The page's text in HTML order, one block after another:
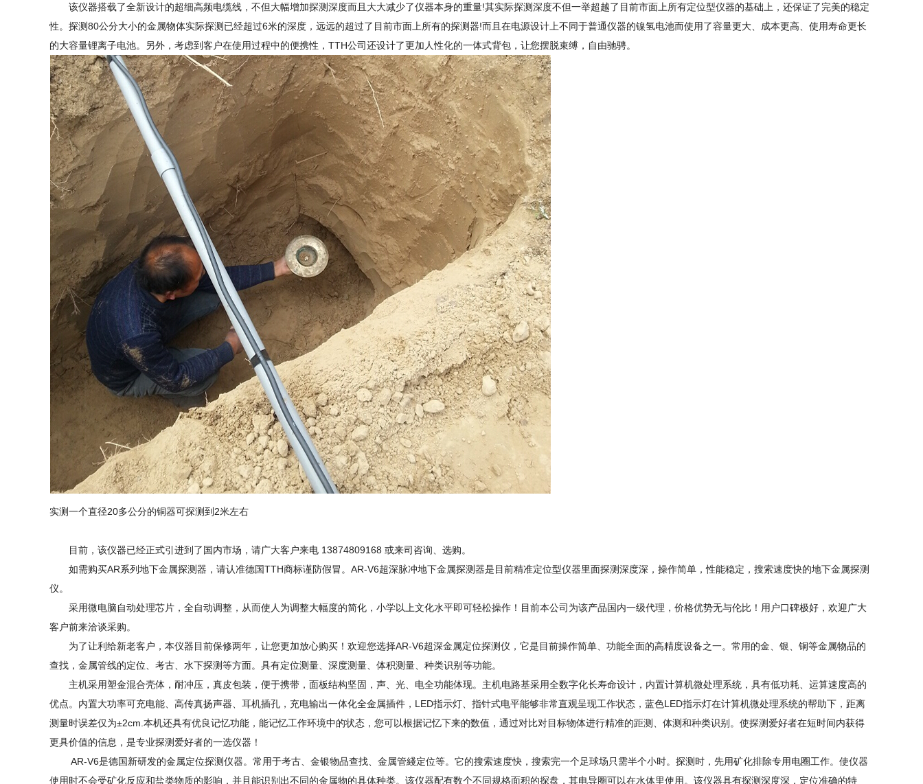
该仪器搭载了全新设计的超细高频电缆线，不但大幅增加探测深度而且大大减少了仪器本身的重量!其实际探测深度不但一举超越了目前市面上所有定位型仪器的基础上，还保证了完美的稳定
性。探测80公分大小的金属物体实际探测已经超过6米的深度，远远的超过了目前市面上所有的探测器!而且在电源设计上不同于普通仪器的镍氢电池而使用了容量更大、成本更高、使用寿命更长
的大容量锂离子电池。另外，考虑到客户在使用过程中的便携性，TTH公司还设计了更加人性化的一体式背包，让您摆脱束缚，自由驰骋。
实测一个直径20多公分的铜器可探测到2米左右
目前，该仪器已经正式引进到了国内市场，请广大客户来电 13874809168 或来司咨询、选购。
如需购买AR系列地下金属探测器，请认准德国TTH商标谨防假冒。AR-V6超深脉冲地下金属探测器是目前精准定位型仪器里面探测深度深，操作简单，性能稳定，搜索速度快的地下金属探测
仪。
采用微电脑自动处理芯片，全自动调整，从而使人为调整大幅度的简化，小学以上文化水平即可轻松操作！目前本公司为该产品国内一级代理，价格优势无与伦比！用户口碑极好，欢迎广大
客户前来洽谈采购。
为了让利给新老客户，本仪器目前保修两年，让您更加放心购买！欢迎您选择AR-V6超深金属定位探测仪，它是目前操作简单、功能全面的高精度设备之一。常用的金、银、铜等金属物品的
查找，金属管线的定位、考古、水下探测等方面。具有定位测量、深度测量、体积测量、种类识别等功能。
主机采用塑金混合壳体，耐冲压，真皮包装，便于携带，面板结构坚固，声、光、电全功能体现。主机电路基采用全数字化长寿命设计，内置计算机微处理系统，具有低功耗、运算速度高的
优点。内置大功率可充电能、高传真扬声器、耳机插孔，充电输出一体化全金属插件，LED指示灯、指针式电平能够非常直观呈现工作状态，蓝色LED指示灯在计算机微处理系统的帮助下，距离
测量时误差仅为±2cm.本机还具有优良记忆功能，能记忆工作环境中的状态，您可以根据记忆下来的数值，通过对比对目标物体进行精准的距测、体测和种类识别。使探测爱好者在短时间内获得
更具价值的信息，是专业探测爱好者的一选仪器！
AR-V6是德国新研发的金属定位探测仪器。常用于考古、金银物品查找、金属管綫定位等。它的搜索速度快，搜索完一个足球场只需半个小时。探测时，先用矿化排除专用电圈工作。使仪器
使用时不会受矿化反应和盐类物质的影响，并且能识别出不同的金属物的具体种类。该仪器配有数个不同规格面积的探盘，其电导圈可以在水体里使用。该仪器具有探测深度深，定位准确的特